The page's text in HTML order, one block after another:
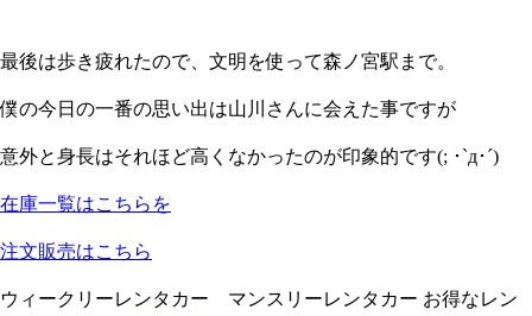
最後は歩き疲れたので、文明を使って森ノ宮駅まで。
僕の今日の一番の思い出は山川さんに会えた事ですが
意外と身長はそれほど高くなかったのが印象的です(; ･`д･´)
在庫一覧はこちらを
注文販売はこちら
ウィークリーレンタカー マンスリーレンタカー お得なレン